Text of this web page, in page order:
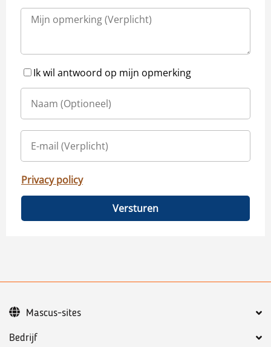
Ik wil antwoord op mijn opmerking
Privacy policy
Versturen
Bedrijf
Mascus-sites